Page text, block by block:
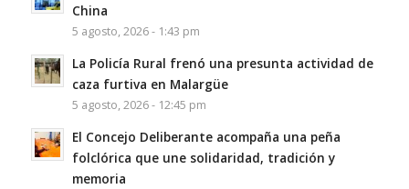
China
5 agosto, 2026 - 1:43 pm
La Policía Rural frenó una presunta actividad de
caza furtiva en Malargüe
5 agosto, 2026 - 12:45 pm
El Concejo Deliberante acompaña una peña
folclórica que une solidaridad, tradición y
memoria